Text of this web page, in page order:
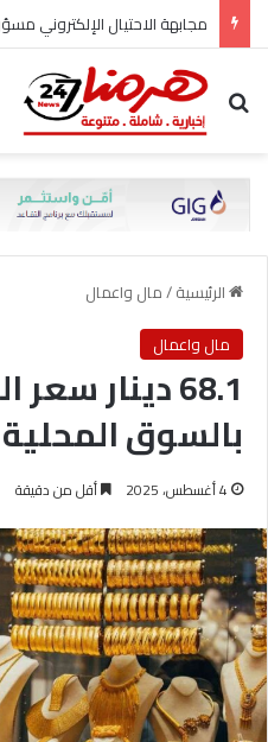
مجابهة الاحتيال الإلكتروني
بحث عن
الرئيسية/مال واعمال
مال واعمال
بالسوق المحلية
4 أغسطس، 2025 أقل من دقيقة